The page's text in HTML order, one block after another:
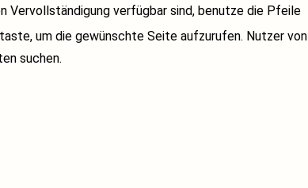
Vervollständigung verfügbar sind, benutze die Pfeile
um die gewünschte Seite aufzurufen. Nutzer von
suchen.